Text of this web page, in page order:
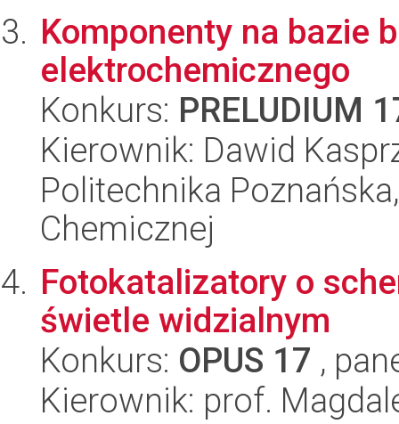
Komponenty na bazie
elektrochemicznego
Konkurs: PRELUDIUM
Kierownik: Dawid
Politechnika
Chemicznej
Fotokatalizatory o
świetle widzialnym
Konkurs: OPUS 17 ,
Kierownik: prof.